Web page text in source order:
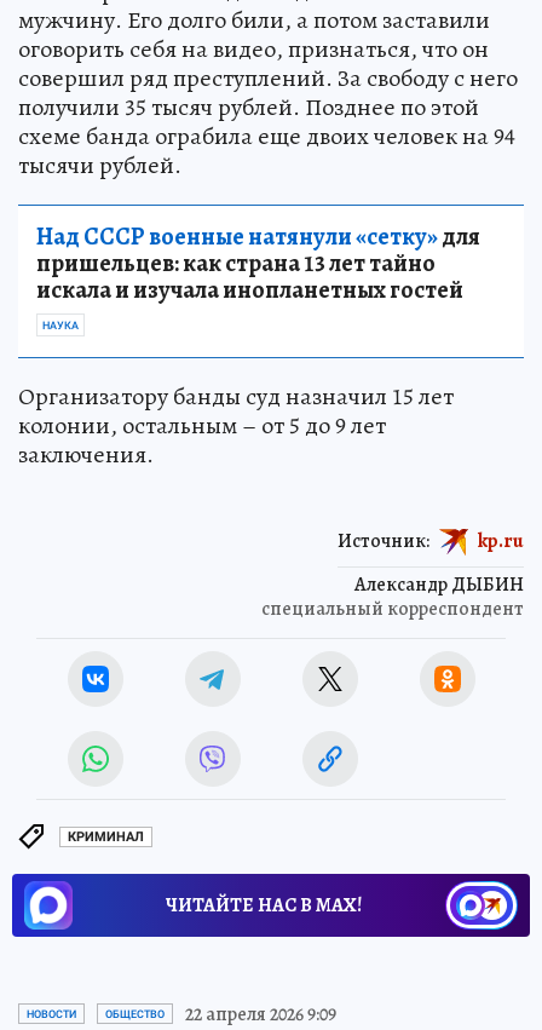
мужчину. Его долго били, а потом заставили
оговорить себя на видео, признаться, что он
совершил ряд преступлений. За свободу с него
получили 35 тысяч рублей. Позднее по этой
схеме банда ограбила еще двоих человек на 94
тысячи рублей.
Над СССР военные натянули «сетку»для
пришельцев: как страна 13 лет тайно
искала и изучала инопланетных гостей
НАУКА
Организатору банды суд назначил 15 лет
колонии, остальным – от 5 до 9 лет
заключения.
Александр ДЫБИН
специальный корреспондент
Источник: kp.ru
КРИМИНАЛ
ЧИТАЙТЕ НАС В МАХ!
НОВОСТИ ОБЩЕСТВО 22 апреля 2026 9:09